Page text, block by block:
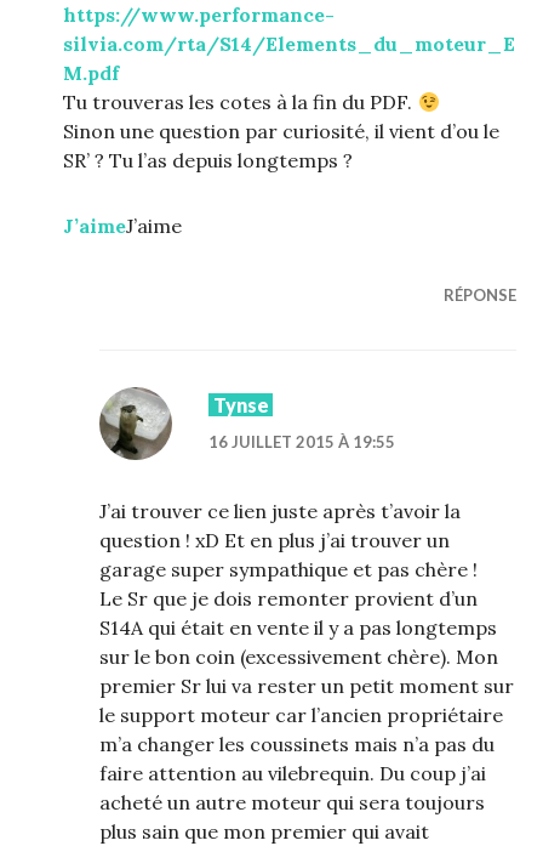
https://www.performance-
silvia.com/rta/S14/Elements_du_moteur_E
M.pdf
Tu trouveras les cotes à la fin du PDF.
Sinon une question par curiosité, il vient d’ou le
SR’ ? Tu l’as depuis longtemps ?
J’aimeJ’aime
RÉPONSE
Tynse
16 JUILLET 2015 À 19:55
J’ai trouver ce lien juste après t’avoir la
question ! xD Et en plus j’ai trouver un
garage super sympathique et pas chère !
Le Sr que je dois remonter provient d’un
S14A qui était en vente il y a pas longtemps
sur le bon coin (excessivement chère). Mon
premier Sr lui va rester un petit moment sur
le support moteur car l’ancien propriétaire
m’a changer les coussinets mais n’a pas du
faire attention au vilebrequin. Du coup j’ai
acheté un autre moteur qui sera toujours
plus sain que mon premier qui avait